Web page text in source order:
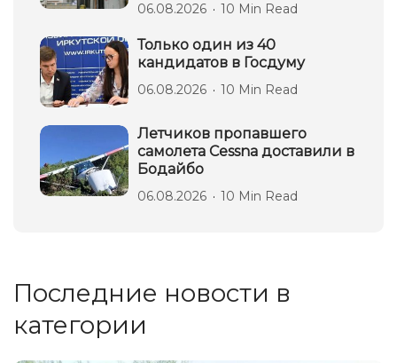
06.08.2026 10 Min Read
Только один из 40
кандидатов в Госдуму
06.08.2026 10 Min Read
Летчиков пропавшего
самолета Cessna доставили в
Бодайбо
06.08.2026 10 Min Read
Последние новости в
категории